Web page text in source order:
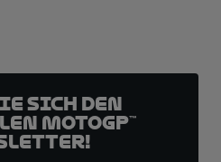
sich den
MotoGP™